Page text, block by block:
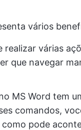
vários
realizar várias
que navegar
MS Word tem
comandos,
pode